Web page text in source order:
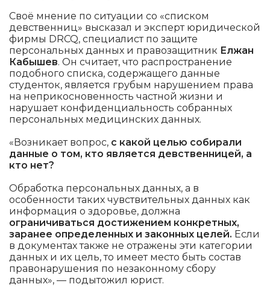
Cвоё мнение по ситуации со «списком
девственниц» высказал и эксперт юридической
фирмы DRCQ, специалист по защите
персональных данных и правозащитник Елжан
Кабышев. Он считает, что распространение
подобного списка, содержащего данные
студенток, является грубым нарушением права
на неприкосновенность частной жизни и
нарушает конфиденциальность собранных
персональных медицинских данных.
«Возникает вопрос, с какой целью собирали
данные о том, кто является девственницей, а
кто нет?
Обработка персональных данных, а в
особенности таких чувствительных данных как
информация о здоровье, должна
ограничиваться достижением конкретных,
заранее определенных и законных целей. Если
в документах также не отражены эти категории
данных и их цель, то имеет место быть состав
правонарушения по незаконному сбору
данных», — подытожил юрист.